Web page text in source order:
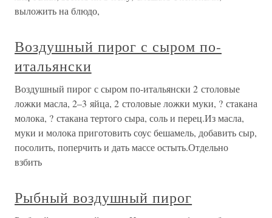
выложить на блюдо,
Воздушный пирог с сыром по-
итальянски
Воздушный пирог с сыром по-итальянски 2 столовые
ложки масла, 2–3 яйца, 2 столовые ложки муки, ? стакана
молока, ? стакана тертого сыра, соль и перец.Из масла,
муки и молока приготовить соус бешамель, добавить сыр,
посолить, поперчить и дать массе остыть.Отдельно
взбить
Рыбный воздушный пирог